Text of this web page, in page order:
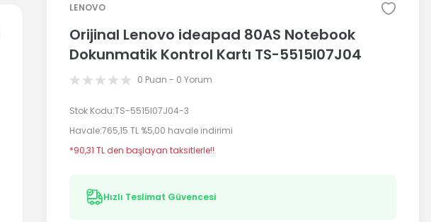
LENOVO
Orijinal Lenovo ideapad 80AS Notebook
Dokunmatik Kontrol Kartı TS-5515I07J04
0 Puan - 0 Yorum
Stok Kodu TS-5515I07J04-3
Havale765,15 TL %5,00 havale indirimi
*90,31 TL den başlayan taksitlerle!!
Hızlı Teslimat Güvencesi